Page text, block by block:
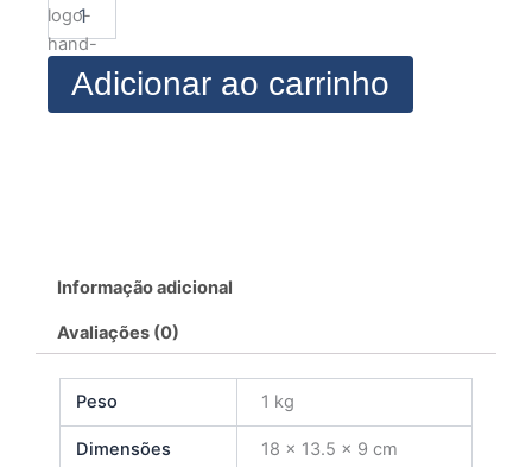
de
Bebê
quantidade
Adicionar ao carrinho
Informação adicional
Avaliações (0)
Peso 1 kg
Dimensões 18 × 13.5 × 9 cm